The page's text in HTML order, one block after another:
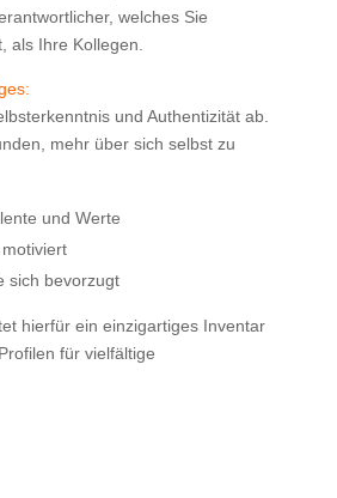
welches Sie
als Ihre Kollegen.
und Authentizität ab.
mehr über sich selbst zu
und Werte
sich bevorzugt
hierfür ein einzigartiges Inventar
für vielfältige